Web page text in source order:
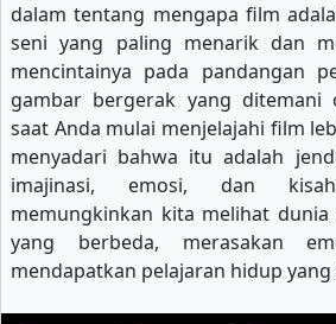
dalam tentang mengapa film
seni yang paling menarik dan
mencintainya pada pandangan
gambar bergerak yang ditemani
saat Anda mulai menjelajahi film
menyadari bahwa itu adalah
imajinasi, emosi, dan
memungkinkan kita melihat
yang berbeda, merasakan
mendapatkan pelajaran hidup